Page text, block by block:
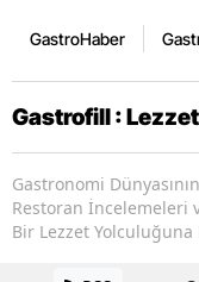
GastroHaber
Gastrofill :
Gastronomi
Restoran İncelemeleri
Bir Lezzet Yolculuğuna